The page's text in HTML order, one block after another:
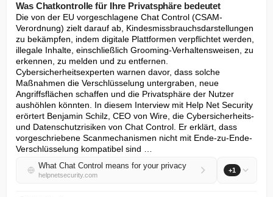
Was Chatkontrolle für Ihre Privatsphäre bedeutet
Die von der EU vorgeschlagene Chat Control (CSAM-
Verordnung) zielt darauf ab, Kindesmissbrauchsdarstellungen
zu bekämpfen, indem digitale Plattformen verpflichtet werden,
illegale Inhalte, einschließlich Grooming-Verhaltensweisen, zu
erkennen, zu melden und zu entfernen.
Cybersicherheitsexperten warnen davor, dass solche
Maßnahmen die Verschlüsselung untergraben, neue
Angriffsflächen schaffen und die Privatsphäre der Nutzer
aushöhlen könnten. In diesem Interview mit Help Net Security
erörtert Benjamin Schilz, CEO von Wire, die Cybersicherheits-
und Datenschutzrisiken von Chat Control. Er erklärt, dass
vorgeschriebene Scanmechanismen nicht mit Ende-zu-Ende-
Verschlüsselung kompatibel sind …
What Chat Control means for your privacy
helpnetsecurity.com
+1